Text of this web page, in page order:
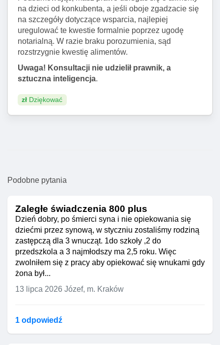
na dzieci od konkubenta, a jeśli oboje zgadzacie się
na szczegóły dotyczące wsparcia, najlepiej
uregulować te kwestie formalnie poprzez ugodę
notarialną. W razie braku porozumienia, sąd
rozstrzygnie kwestię alimentów.
Uwaga! Konsultacji nie udzielił prawnik, a
sztuczna inteligencja.
zł Dziękować
Podobne pytania
Zaległe świadczenia 800 plus
Dzień dobry, po śmierci syna i nie opiekowania się
dziećmi przez synową, w styczniu zostaliśmy rodziną
zastępczą dla 3 wnucząt. 1do szkoły ,2 do
przedszkola a 3 najmłodszy ma 2,5 roku. Więc
zwolniłem się z pracy aby opiekować się wnukami gdy
żona był...
13 lipca 2026 Józef, m. Kraków
1 odpowiedź